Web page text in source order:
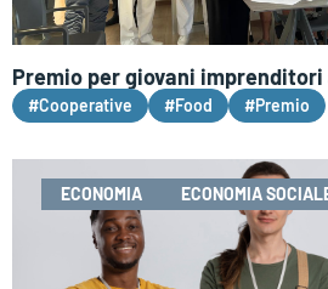
Premio per giovani
#Cooperative #Food #Premio
ECONOMIA ECONOMIA